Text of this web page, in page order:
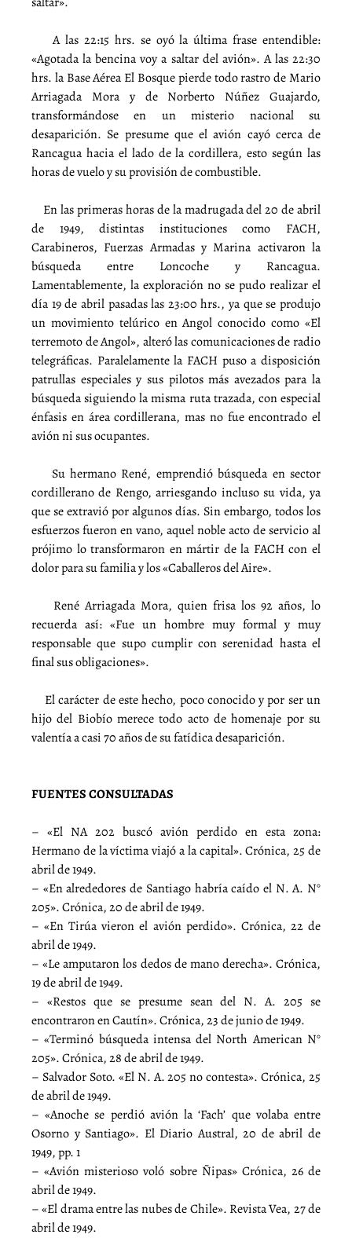
A las 22:15 hrs. se oyó la última frase entendible:
«Agotada la bencina voy a saltar del avión». A las 22:30
hrs. la Base Aérea El Bosque pierde todo rastro de Mario
Arriagada Mora y de Norberto Núñez Guajardo,
transformándose en un misterio nacional su
desaparición. Se presume que el avión cayó cerca de
Rancagua hacia el lado de la cordillera, esto según las
horas de vuelo y su provisión de combustible.
En las primeras horas de la madrugada del 20 de abril
de 1949, distintas instituciones como FACH,
Carabineros, Fuerzas Armadas y Marina activaron la
búsqueda entre Loncoche y Rancagua.
Lamentablemente, la exploración no se pudo realizar el
día 19 de abril pasadas las 23:00 hrs., ya que se produjo
un movimiento telúrico en Angol conocido como «El
terremoto de Angol», alteró las comunicaciones de radio
telegráficas. Paralelamente la FACH puso a disposición
patrullas especiales y sus pilotos más avezados para la
búsqueda siguiendo la misma ruta trazada, con especial
énfasis en área cordillerana, mas no fue encontrado el
avión ni sus ocupantes.
Su hermano René, emprendió búsqueda en sector
cordillerano de Rengo, arriesgando incluso su vida, ya
que se extravió por algunos días. Sin embargo, todos los
esfuerzos fueron en vano, aquel noble acto de servicio al
prójimo lo transformaron en mártir de la FACH con el
dolor para su familia y los «Caballeros del Aire».
René Arriagada Mora, quien frisa los 92 años, lo
recuerda así: «Fue un hombre muy formal y muy
responsable que supo cumplir con serenidad hasta el
final sus obligaciones».
El carácter de este hecho, poco conocido y por ser un
hijo del Biobío merece todo acto de homenaje por su
valentía a casi 70 años de su fatídica desaparición.
FUENTES CONSULTADAS
– «El NA 202 buscó avión perdido en esta zona:
Hermano de la víctima viajó a la capital». Crónica, 25 de
abril de 1949.
– «En alrededores de Santiago habría caído el N. A. N°
205». Crónica, 20 de abril de 1949.
– «En Tirúa vieron el avión perdido». Crónica, 22 de
abril de 1949.
– «Le amputaron los dedos de mano derecha». Crónica,
19 de abril de 1949.
– «Restos que se presume sean del N. A. 205 se
encontraron en Cautín». Crónica, 23 de junio de 1949.
– «Terminó búsqueda intensa del North American N°
205». Crónica, 28 de abril de 1949.
– Salvador Soto. «El N. A. 205 no contesta». Crónica, 25
de abril de 1949.
– «Anoche se perdió avión la ‘Fach’ que volaba entre
Osorno y Santiago». El Diario Austral, 20 de abril de
1949, pp. 1
– «Avión misterioso voló sobre Ñipas» Crónica, 26 de
abril de 1949.
– «El drama entre las nubes de Chile». Revista Vea, 27 de
abril de 1949.